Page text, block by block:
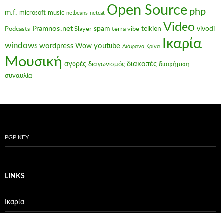
m.f. microsoft music netbeans netcat Open Source php
Podcasts Pramnos.net Slayer spam terra vibe tolkien Video vivodi
windows wordpress Wow youtube Διάφανα Κρίνα Ικαρία
Μουσική αγορές διαγωνισμός διακοπές διαφήμιση
συναυλία
PGP KEY
LINKS
Ικαρία